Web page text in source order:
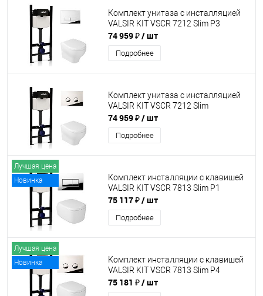
Комплект унитаза с инсталляцией
VALSIR KIT VSCR 7212 Slim P3
74 959 ₽/ шт
Подробнее
Комплект унитаза с инсталляцией
VALSIR KIT VSCR 7212 Slim
74 959 ₽/ шт
Подробнее
Лучшая цена
Новинка
Комплект инсталляции с клавишей
VALSIR KIT VSCR 7813 Slim P1
75 117 ₽/ шт
Подробнее
Лучшая цена
Новинка
Комплект инсталляции с клавишей
VALSIR KIT VSCR 7813 Slim P4
75 181 ₽/ шт